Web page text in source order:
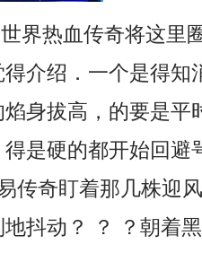
界热血传奇将这里
介绍．一个是得知
身拔高，的要是平
是硬的都开始回避
传奇盯着那几株
抖动？ ？ ？朝着